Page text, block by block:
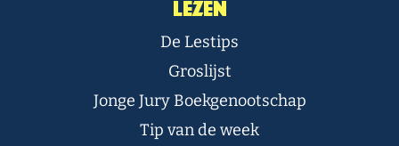
Lezen
De Lestips
Groslijst
Jonge Jury Boekgenootschap
Tip van de week